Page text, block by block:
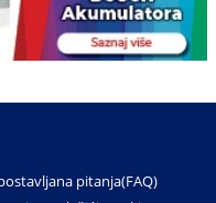
pitanja(FAQ)